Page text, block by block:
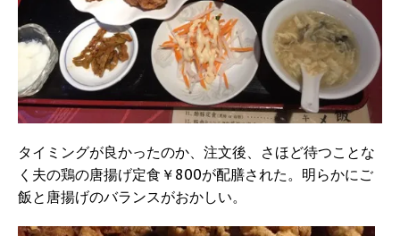
タイミングが良かったのか、注文後、さほど待つことな
く夫の鶏の唐揚げ定食￥800が配膳された。明らかにご
飯と唐揚げのバランスがおかしい。